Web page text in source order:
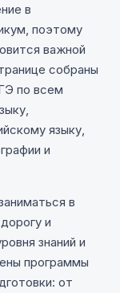
в
поэтому
важной
собраны
по всем
языку,
и
в
и
знаний и
программы
от